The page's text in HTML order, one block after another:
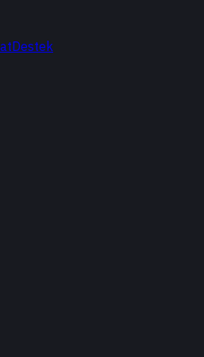
Destek